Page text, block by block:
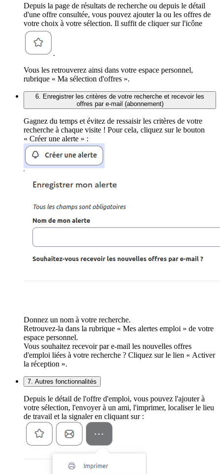
Depuis la page de résultats de recherche ou depuis le détail
d'une offre consultée, vous pouvez ajouter la ou les offres de
votre choix à votre sélection. Il suffit de cliquer sur l'icône
.
Vous les retrouverez ainsi dans votre espace personnel,
rubrique « Ma sélection d'offres ».
6. Enregistrer les critères de votre recherche et recevoir les
offres par e-mail (abonnement)
Gagnez du temps et évitez de ressaisir les critères de votre
recherche à chaque visite ! Pour cela, cliquez sur le bouton
« Créer une alerte » :
Donnez un nom à votre recherche.
Retrouvez-la dans la rubrique « Mes alertes emploi » de votre
espace personnel.
Vous souhaitez recevoir par e-mail les nouvelles offres
d'emploi liées à votre recherche ? Cliquez sur le lien « Activer
la réception ».
7. Autres fonctionnalités
Depuis le détail de l'offre d'emploi, vous pouvez l'ajouter à
votre sélection, l'envoyer à un ami, l'imprimer, localiser le lieu
de travail et la signaler en cliquant sur :